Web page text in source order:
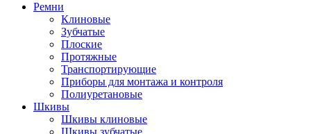
Ремни
Клиновые
Зубчатые
Плоские
Протяжные
Транспортирующие
Приборы для монтажа и контроля
Полиуретановые
Шкивы
Шкивы клиновые
Шкивы зубчатые